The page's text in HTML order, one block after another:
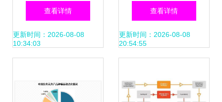
销售与售价函数关
系推导
查看详情
更新时间：2026-08-08
10:34:03
研中的关键作用与
实践指南
查看详情
更新时间：2026-08-08
20:54:55